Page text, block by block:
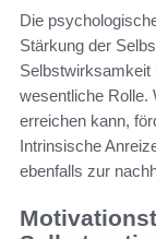
Die
Stärkung der
Selbstwirksamkeit
wesentliche Rolle.
erreichen kann,
Intrinsische
ebenfalls zur